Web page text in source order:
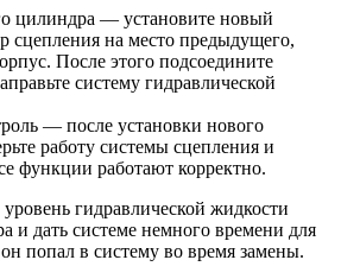
цилиндра — установите новый
сцепления на место предыдущего,
После этого подсоедините
систему гидравлической
— после установки нового
работу системы сцепления и
функции работают корректно.
уровень гидравлической жидкости
и дать системе немного времени для
попал в систему во время замены.